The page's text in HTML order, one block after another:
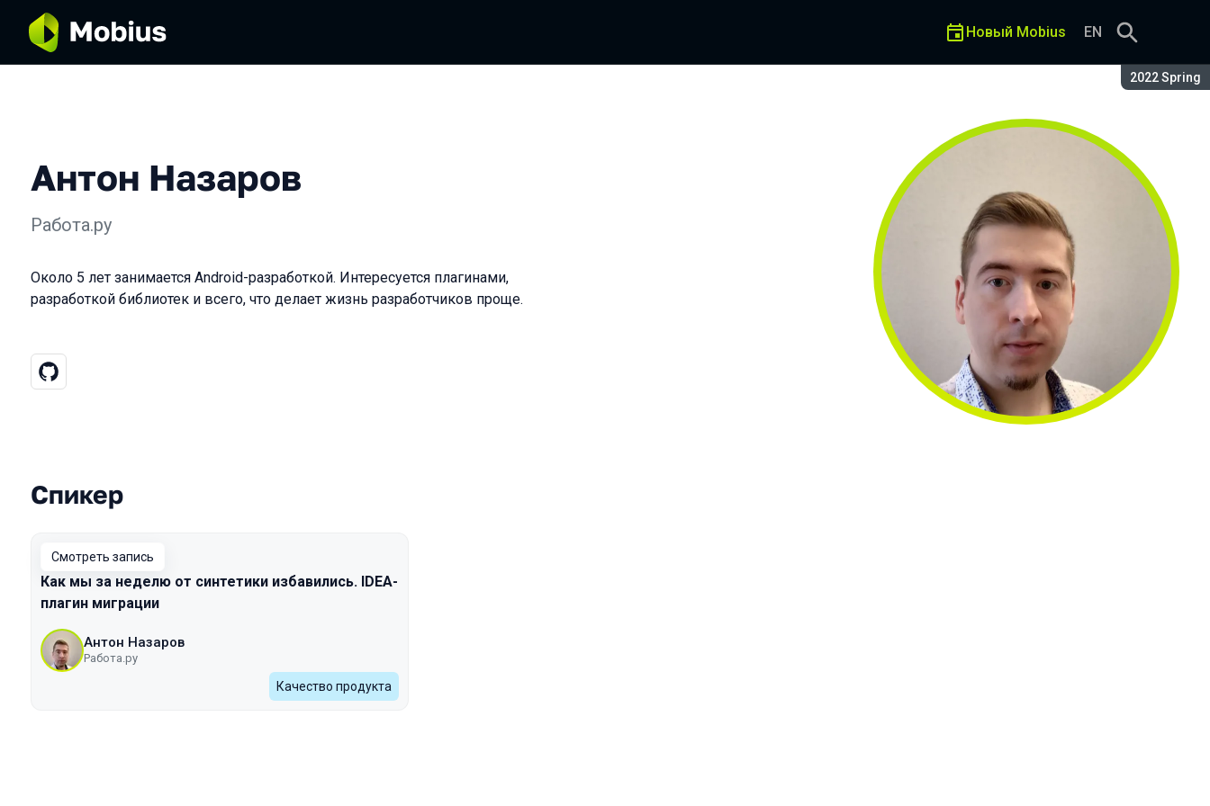
Сезон:
2022 Spring
Новый Mobius EN
Антон Назаров
Работа.ру
Около 5 лет занимается Android-разработкой. Интересуется плагинами,
разработкой библиотек и всего, что делает жизнь разработчиков проще.
Выступления в сезоне 2022 Spring
Спикер
Смотреть запись
Как мы за неделю от синтетики избавились. IDEA-
плагин миграции
Антон Назаров
Работа.ру
Качество продукта